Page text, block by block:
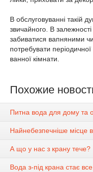
В обслуговуванні такій
звичайного. В
забиватися вапняними
потребувати
ванної кімнати.
Похожие
Питна вода для дому та
Найнебезпечніше місце
А що у нас з крану тече?
Вода з-під крана стає